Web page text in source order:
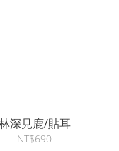
深見鹿/貼耳
NT$690